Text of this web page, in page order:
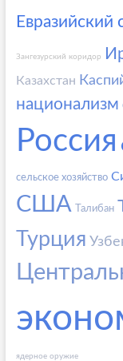
Евразийский
Зангезурский коридор
Казахстан
национализм
Россия
сельское хозяйство
США Талибан
Турция
ядерное оружие